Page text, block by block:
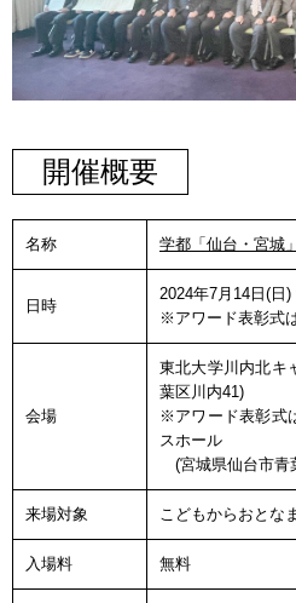
開催概要
名称 学都「仙台・宮城
日時
2024年7月14日(日
※アワード表彰式
会場
東北大学川内北キ
葉区川内41)
※アワード表彰式
スホール
(宮城県仙台市青
来場対象 こどもからおとな
入場料 無料